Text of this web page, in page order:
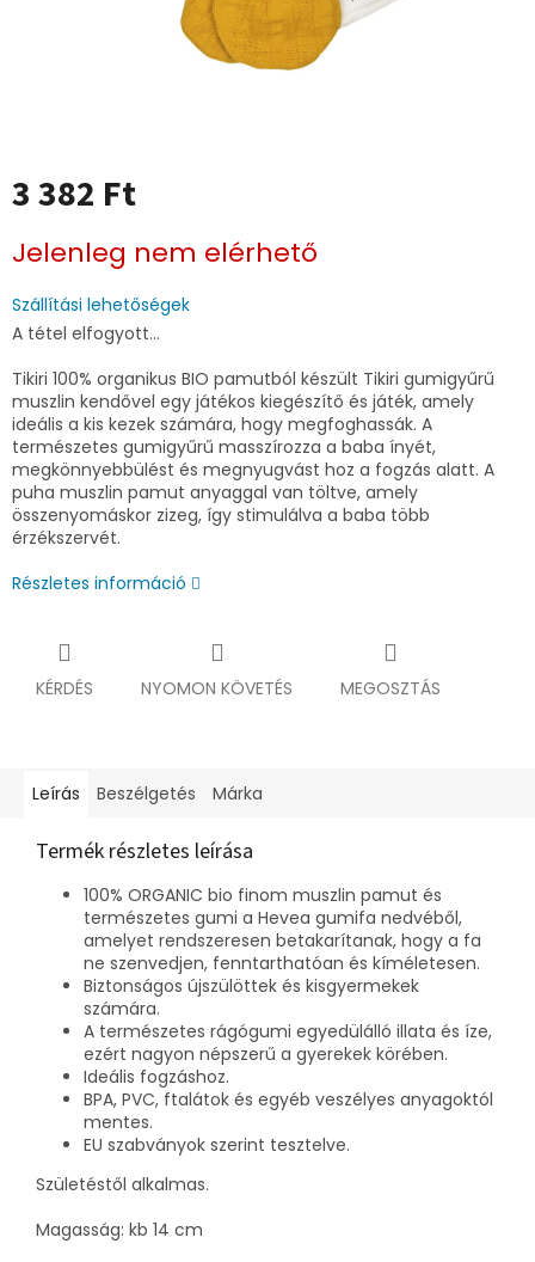
3 382 Ft
Jelenleg nem elérhető
Szállítási lehetőségek
A tétel elfogyott…
Tikiri 100% organikus BIO pamutból készült Tikiri gumigyűrű
muszlin kendővel egy játékos kiegészítő és játék, amely
ideális a kis kezek számára, hogy megfoghassák. A
természetes gumigyűrű masszírozza a baba ínyét,
megkönnyebbülést és megnyugvást hoz a fogzás alatt. A
puha muszlin pamut anyaggal van töltve, amely
összenyomáskor zizeg, így stimulálva a baba több
érzékszervét.
Részletes információ
KÉRDÉS NYOMON KÖVETÉS MEGOSZTÁS
Leírás Beszélgetés Márka
Termék részletes leírása
100% ORGANIC bio finom muszlin pamut és
természetes gumi a Hevea gumifa nedvéből,
amelyet rendszeresen betakarítanak, hogy a fa
ne szenvedjen, fenntarthatóan és kíméletesen.
Biztonságos újszülöttek és kisgyermekek
számára.
A természetes rágógumi egyedülálló illata és íze,
ezért nagyon népszerű a gyerekek körében.
Ideális fogzáshoz.
BPA, PVC, ftalátok és egyéb veszélyes anyagoktól
mentes.
EU szabványok szerint tesztelve.
Születéstől alkalmas.
Magasság: kb 14 cm